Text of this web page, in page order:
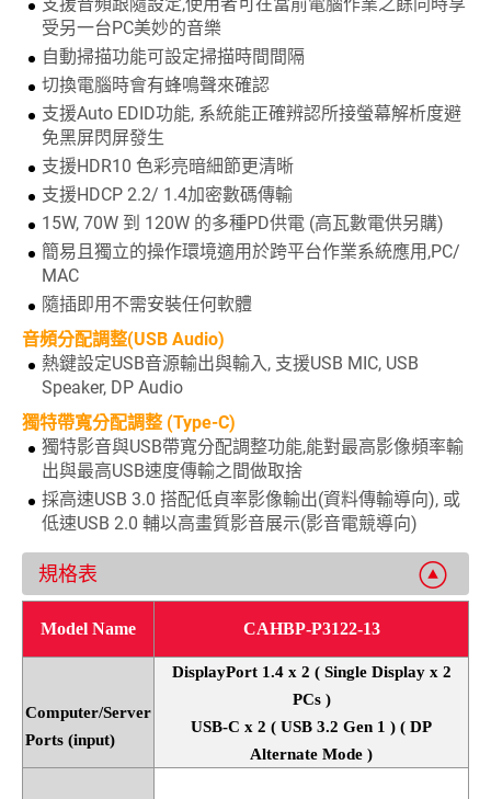
受另一台PC美妙的音樂
自動掃描功能可設定掃描時間間隔
切換電腦時會有蜂鳴聲來確認
支援Auto EDID功能, 系統能正確辨認所接螢幕解析度避
免黑屏閃屏發生
支援HDR10 色彩亮暗細節更清晰
支援HDCP 2.2/ 1.4加密數碼傳輸
15W, 70W 到 120W 的多種PD供電 (高瓦數電供另購)
簡易且獨立的操作環境適用於跨平台作業系統應用,PC/
MAC
隨插即用不需安裝任何軟體
音頻分配調整(USB Audio)
熱鍵設定USB音源輸出與輸入, 支援USB MIC, USB
Speaker, DP Audio
獨特帶寬分配調整 (Type-C)
獨特影音與USB帶寬分配調整功能,能對最高影像頻率輸
出與最高USB速度傳輸之間做取捨
採高速USB 3.0 搭配低貞率影像輸出(資料傳輸導向), 或
低速USB 2.0 輔以高畫質影音展示(影音電競導向)
規格表
Model Name CAHBP-P3122-13
Computer/Server
Ports (input)
DisplayPort 1.4 x 2 ( Single Display x 2
PCs )
USB-C x 2 ( USB 3.2 Gen 1 ) ( DP
Alternate Mode )